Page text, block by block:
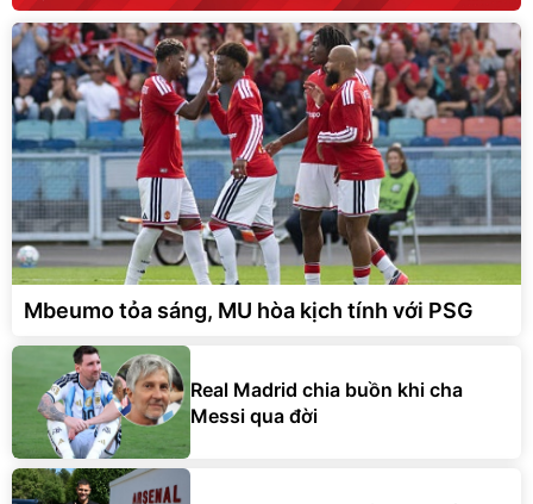
Mbeumo tỏa sáng, MU hòa kịch tính với PSG
Real Madrid chia buồn khi cha
Messi qua đời